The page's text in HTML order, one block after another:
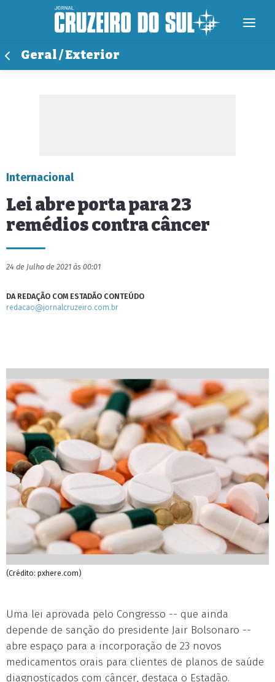
Geral / Exterior
Internacional
Lei abre porta para 23
remédios contra câncer
24 de Julho de 2021 às 00:01
DA REDAÇÃO COM ESTADÃO CONTEÚDO
redacao@jornalcruzeiro.com.br
(Crédito: pxhere.com)
Uma lei aprovada pelo Congresso -- que ainda
depende de sanção do presidente Jair Bolsonaro --
abre espaço para a incorporação de 23 novos
medicamentos orais para clientes de planos de saúde
diagnosticados com câncer, destaca o Estadão.